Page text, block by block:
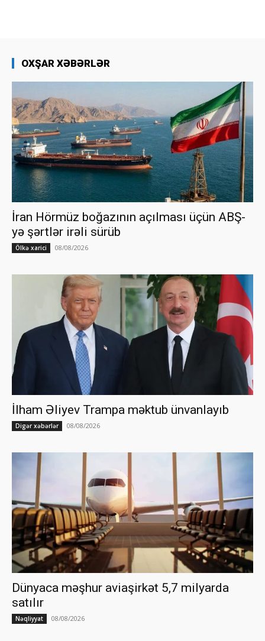
OXŞAR XƏBƏRLƏR
İran Hörmüz boğazının açılması üçün ABŞ-
yə şərtlər irəli sürüb
Ölkə xarici 08/08/2026
İlham Əliyev Trampa məktub ünvanlayıb
Digər xəbərlər 08/08/2026
Dünyaca məşhur aviaşirkət 5,7 milyarda
satılır
Nəqliyyat 08/08/2026